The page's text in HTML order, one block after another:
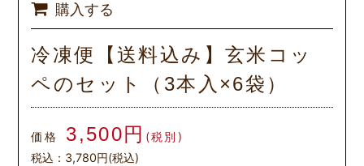
購入する
冷凍便【送料込み】玄米コッ
ペのセット（3本入×6袋）
価格 3,500円 (税別)
税込：3,780円(税込)